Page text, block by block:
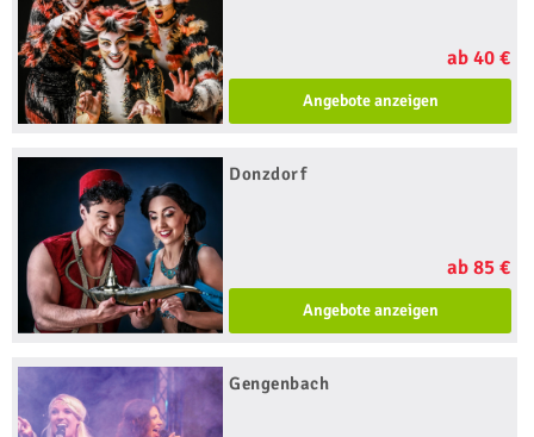
ab 40 €
Angebote anzeigen
Donzdorf
ab 85 €
Angebote anzeigen
Gengenbach